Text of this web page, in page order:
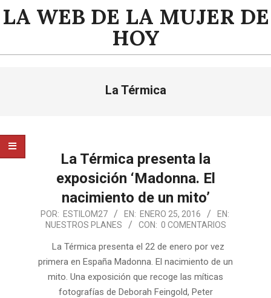
Saltar
alLA WEB DE LA MUJER DE
HOY
La Térmica
La Térmica presenta la
exposición ‘Madonna. El
nacimiento de un mito’
2016-
01-
POR: ESTILOM27 EN: ENERO 25, 2016
EN:
NUESTROS PLANES
CON: 0 COMENTARIOS
La Térmica presenta el 22 de enero por vez
primera en España Madonna. El nacimiento de un
mito. Una exposición que recoge las míticas
fotografías de Deborah Feingold, Peter